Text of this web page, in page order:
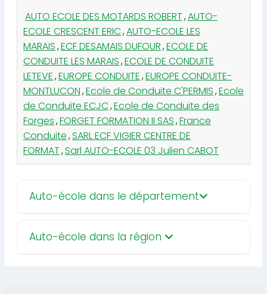
AUTO ECOLE DES MOTARDS ROBERT,AUTO-
ECOLE CRESCENT ERIC,AUTO-ECOLE LES
MARAIS,ECF DESAMAIS DUFOUR,ECOLE DE
CONDUITE LES MARAIS,ECOLE DE CONDUITE
LETEVE,EUROPE CONDUITE,EUROPE CONDUITE-
MONTLUCON,Ecole de Conduite C'PERMIS,Ecole
de Conduite ECJC,Ecole de Conduite des
Forges,FORGET FORMATION II SAS,France
Conduite,SARL ECF VIGIER CENTRE DE
FORMAT,Sarl AUTO-ECOLE 03 Julien CABOT
Auto-école dans le département
Auto-école dans la région